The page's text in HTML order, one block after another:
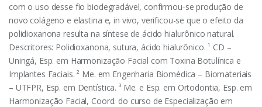
com o uso desse fio biodegradável, confirmou-se produção de
novo colágeno e elastina e, in vivo, verificou-se que o efeito da
polidioxanona resulta na síntese de ácido hialurônico natural.
Descritores: Polidioxanona, sutura, ácido hialurônico. ¹ CD –
Uningá, Esp. em Harmonização Facial com Toxina Botulínica e
Implantes Faciais. ² Me. em Engenharia Biomédica – Biomateriais
– UTFPR, Esp. em Dentística. ³ Me. e Esp. em Ortodontia, Esp. em
Harmonização Facial, Coord. do curso de Especialização em